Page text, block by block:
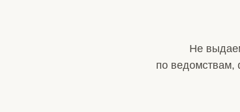
Не
по ведомствам,